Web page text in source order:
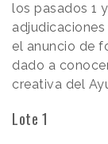
los pasados 1
el anuncio de
dado a
creativa del
Lote 1